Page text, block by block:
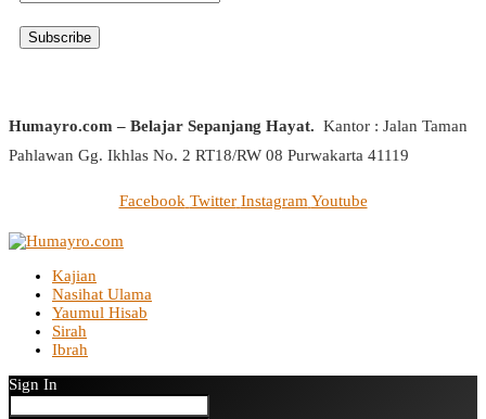
Humayro.com – Belajar Sepanjang Hayat. Kantor : Jalan Taman
Pahlawan Gg. Ikhlas No. 2 RT18/RW 08 Purwakarta 41119
Facebook Twitter Instagram Youtube
Kajian
Nasihat Ulama
Yaumul Hisab
Sirah
Ibrah
Sign In